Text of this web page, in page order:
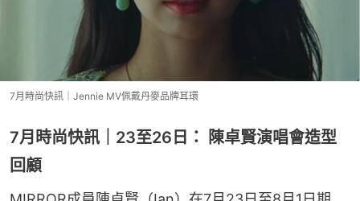
7月時尚快訊｜Jennie MV佩戴丹麥品牌耳環
7月時尚快訊｜23至26日： 陳卓賢演唱會造型
回顧